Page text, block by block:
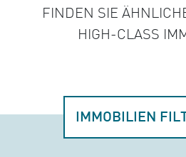
FINDEN SIE
HIGH-CLASS
IMMOBILIEN